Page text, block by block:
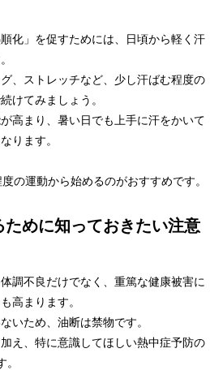
化」を促すためには、日頃から軽く汗
、ストレッチなど、少し汗ばむ程度の
けてみましょう。
高まり、暑い日でも上手に汗をかいて
ります。
の運動から始めるのがおすすめです。
めに知っておきたい注意
調不良だけでなく、重篤な健康被害に
高まります。
いため、油断は禁物です。
え、特に意識してほしい熱中症予防の